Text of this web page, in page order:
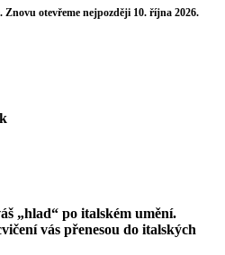
otevřeme nejpozději 10. října 2026.
„hlad“ po italském umění.
vás přenesou do italských